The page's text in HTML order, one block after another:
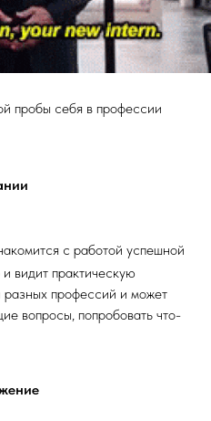
пробы себя в профессии
с работой успешной
видит практическую
разных профессий и может
вопросы, попробовать что-